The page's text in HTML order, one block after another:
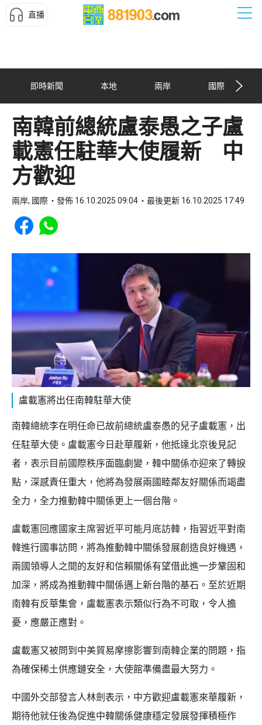
直播
即時新聞 本地 兩岸 國際
南韓前總統盧泰愚之子盧
載憲任駐華大使履新 中
方歡迎
兩岸, 國際 發佈 16.10.2025 09:04 最後更新 16.10.2025 17:49
Share to Facebook
Share to WhatsApp
盧載憲將出任南韓駐華大使
南韓總統李在明任命已故前總統盧泰愚的兒子盧載憲，出
任駐華大使。盧載憲今日赴華履新，他抵達北京後見記
者，表示目前國際秩序面臨劇變，韓中關係亦迎來了轉捩
點，深感責任重大，他將為發展兩國睦鄰友好關係而竭盡
全力，全力推動韓中關係更上一個台階。
盧載憲回應國家主席習近平可能月底訪韓，指習近平對南
韓進行國事訪問，將為推動韓中關係發展創造良好機遇，
兩國領導人之間的友好和信賴關係有望借此進一步鞏固和
加深，將成為推動韓中關係邁上新台階的基石。至於近期
南韓有反華集會，盧載憲表示類似行為不可取，令人擔
憂，應嚴正應對。
盧載憲又被問到中美貿易摩擦影響到南韓企業的問題，指
為確保稀土供應鏈安全，大使館準備盡最大努力。
中國外交部發言人林劍表示，中方歡迎盧載憲來華履新，
期待他就任後為促進中韓關係健康穩定發展發揮積極作